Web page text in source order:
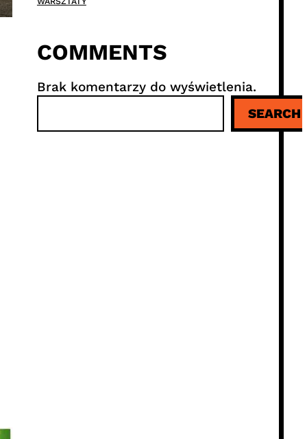
COMMENTS
Brak komentarzy do wyświetlenia.
u
SEARCH